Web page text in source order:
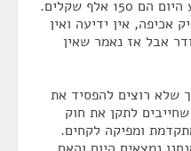
שהסכומים אליהם הוא יכול להגיע היום הם 150 אלף שקלים.
אכיפה, אין ידיעה ואין
אבל אז נאמר שאין
שלא רוצים להפסיד את
לתקן את חוק
ומפיקה לקחים.